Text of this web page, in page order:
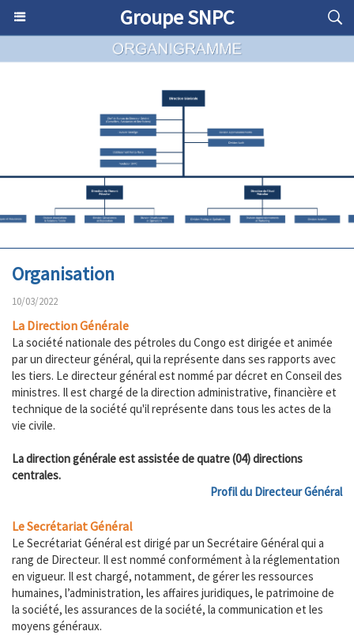
Groupe SNPC
Organisation
10/03/2022
La Direction Générale
La société nationale des pétroles du Congo est dirigée et animée
par un directeur général, qui la représente dans ses rapports avec
les tiers. Le directeur général est nommé par décret en Conseil des
ministres. Il est chargé de la direction administrative, financière et
technique de la société qu'il représente dans tous les actes de la
vie civile.
La direction générale est assistée de quatre (04) directions
centrales.
Profil du Directeur Général
Le Secrétariat Général
Le Secrétariat Général est dirigé par un Secrétaire Général qui a
rang de Directeur. Il est nommé conformément à la réglementation
en vigueur. Il est chargé, notamment, de gérer les ressources
humaines, l’administration, les affaires juridiques, le patrimoine de
la société, les assurances de la société, la communication et les
moyens généraux.